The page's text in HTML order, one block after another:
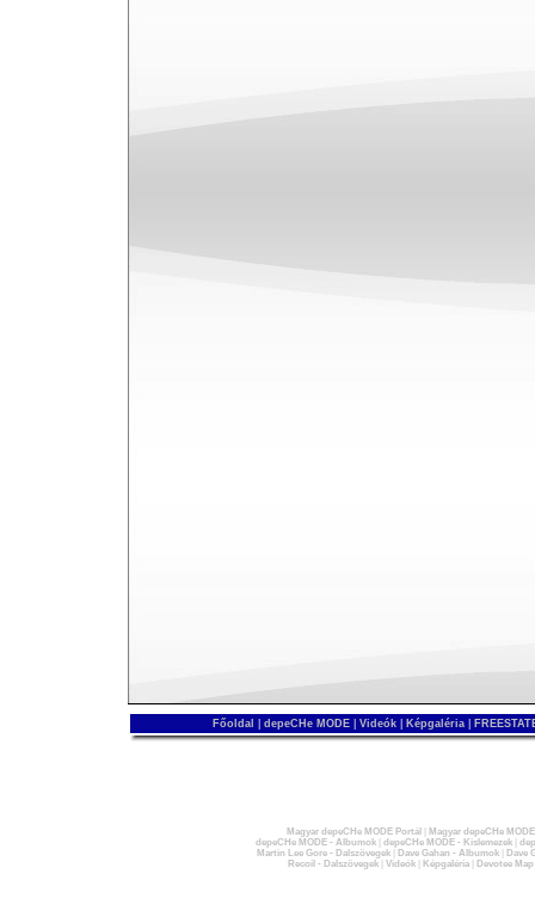
Főoldal depeCHe MODE Videók Képgaléria
Magyar depeCHe MODE Portál
Magyar depeCHe
depeCHe MODE - Albumok| depeCHe MODE - Kislemezek|
Martin Lee Gore - Dalszövegek| Dave Gahan - Albumok|
Dave
Recoil - Dalszövegek| Videók| Képgaléria| Devotee Map